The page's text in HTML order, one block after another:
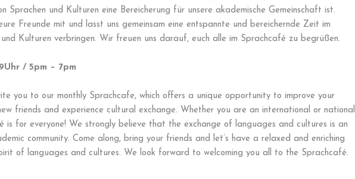
Sprachen und Kulturen eine Bereicherung für unsere akademische Gemeinschaft ist.
Freunde mit und lasst uns gemeinsam eine entspannte und bereichernde Zeit im
Kulturen verbringen. Wir freuen uns darauf, euch alle im Sprachcafé zu begrüßen.
/ 5pm – 7pm
you to our monthly Sprachcafe, which offers a unique opportunity to improve your
friends and experience cultural exchange. Whether you are an international or national
is for everyone! We strongly believe that the exchange of languages and cultures is an
community. Come along, bring your friends and let’s have a relaxed and enriching
of languages and cultures. We look forward to welcoming you all to the Sprachcafé.